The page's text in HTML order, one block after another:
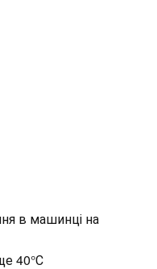
в машинці на
40°С